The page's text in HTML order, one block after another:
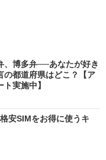
、博多弁──あなたが好き
の都道府県はどこ？【ア
ト実施中】
安SIMをお得に使うキ